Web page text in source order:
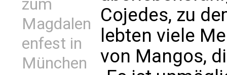
zum
Magdalen
enfest in
München
Cojedes, zu
lebten viele
von Mangos,